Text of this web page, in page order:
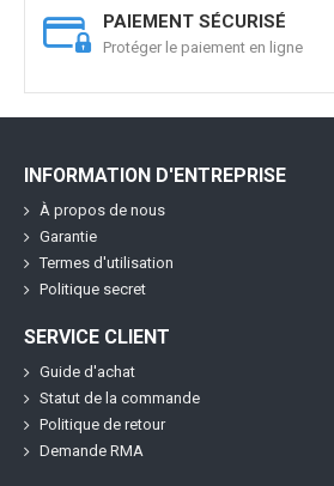
PAIEMENT SÉCURISÉ
Protéger le paiement en ligne
INFORMATION D'ENTREPRISE
À propos de nous
Garantie
Termes d'utilisation
Politique secret
SERVICE CLIENT
Guide d'achat
Statut de la commande
Politique de retour
Demande RMA